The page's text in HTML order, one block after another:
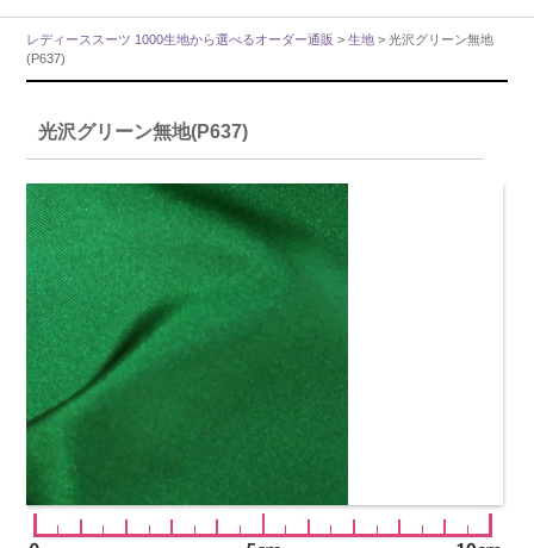
レディーススーツ 1000生地から選べるオーダー通販 >生地 > 光沢グリーン無地
(P637)
光沢グリーン無地(P637)